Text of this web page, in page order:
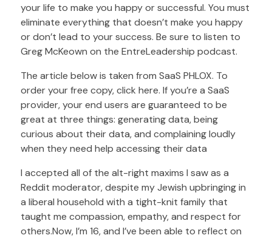
your life to make you happy or successful. You must
eliminate everything that doesn’t make you happy
or don’t lead to your success. Be sure to listen to
Greg McKeown on the EntreLeadership podcast.
The article below is taken from SaaS PHLOX. To
order your free copy, click here. If you’re a SaaS
provider, your end users are guaranteed to be
great at three things: generating data, being
curious about their data, and complaining loudly
when they need help accessing their data
I accepted all of the alt-right maxims I saw as a
Reddit moderator, despite my Jewish upbringing in
a liberal household with a tight-knit family that
taught me compassion, empathy, and respect for
others.Now, I’m 16, and I’ve been able to reflect on